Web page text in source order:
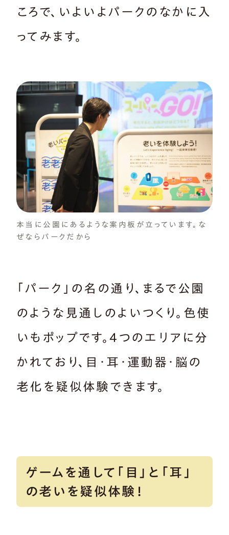
ころで、いよいよパークのなかに入
ってみます。
本当に公園にあるような案内板が立っています。な
ぜならパークだから
「パーク」の名の通り、まるで公園
のような見通しのよいつくり。色使
いもポップです。4つのエリアに分
かれており、目・耳・運動器・脳の
老化を疑似体験できます。
ゲームを通して「目」と「耳」
の老いを疑似体験！